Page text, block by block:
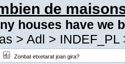
de
houses have we
> Adl > INDEF_PL
Zonbat etxetarat joan gira?